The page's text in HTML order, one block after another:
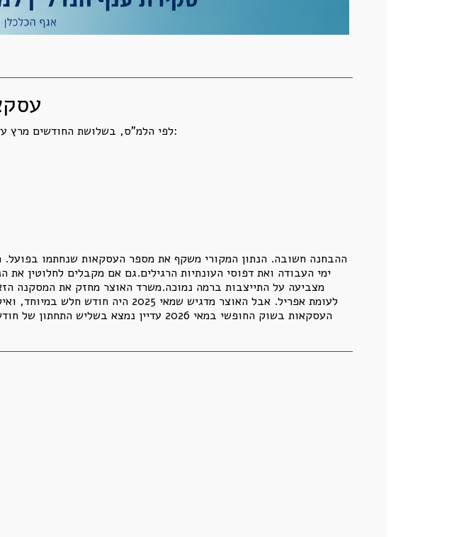
לפי הלמ"ס, בשלושת החודשים מרץ עד מאי 2026 נמכרו כ-21,390 דירות.במונחי העסקאות שבוצעו בפועל מדובר בירידה:
ההבחנה חשובה. הנתון המקורי משקף את מספר העסקאות שנחתמו
ימי העבודה ואת דפוסי העונתיות הרגילים.גם אם מקבלים לחלוטין
העסקאות בשוק החופשי במאי 2026 עדיין